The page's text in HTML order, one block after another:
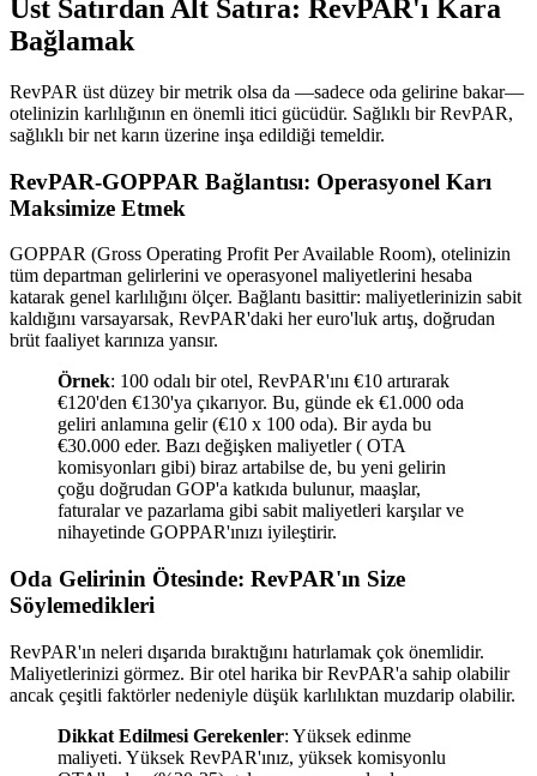
Üst Satırdan Alt Satıra: RevPAR'ı Kara
Bağlamak
RevPAR üst düzey bir metrik olsa da —sadece oda gelirine bakar—
otelinizin karlılığının en önemli itici gücüdür. Sağlıklı bir RevPAR,
sağlıklı bir net karın üzerine inşa edildiği temeldir.
RevPAR-GOPPAR Bağlantısı: Operasyonel Karı
Maksimize Etmek
GOPPAR (Gross Operating Profit Per Available Room), otelinizin
tüm departman gelirlerini ve operasyonel maliyetlerini hesaba
katarak genel karlılığını ölçer. Bağlantı basittir: maliyetlerinizin sabit
kaldığını varsayarsak, RevPAR'daki her euro'luk artış, doğrudan
brüt faaliyet karınıza yansır.
Örnek: 100 odalı bir otel, RevPAR'ını €10 artırarak
€120'den €130'ya çıkarıyor. Bu, günde ek €1.000 oda
geliri anlamına gelir (€10 x 100 oda). Bir ayda bu
€30.000 eder. Bazı değişken maliyetler ( OTA
komisyonları gibi) biraz artabilse de, bu yeni gelirin
çoğu doğrudan GOP'a katkıda bulunur, maaşlar,
faturalar ve pazarlama gibi sabit maliyetleri karşılar ve
nihayetinde GOPPAR'ınızı iyileştirir.
Oda Gelirinin Ötesinde: RevPAR'ın Size
Söylemedikleri
RevPAR'ın neleri dışarıda bıraktığını hatırlamak çok önemlidir.
Maliyetlerinizi görmez. Bir otel harika bir RevPAR'a sahip olabilir
ancak çeşitli faktörler nedeniyle düşük karlılıktan muzdarip olabilir.
Dikkat Edilmesi Gerekenler: Yüksek edinme
maliyeti. Yüksek RevPAR'ınız, yüksek komisyonlu